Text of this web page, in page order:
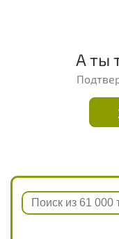
А ты